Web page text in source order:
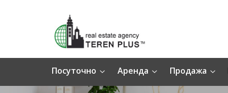
Посуточно Аренда Продажа